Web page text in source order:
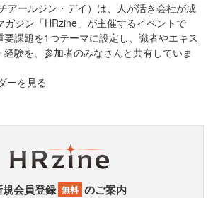
アールジン・デイ）は、人が活き会社が成
ガジン「HRzine」が主催するイベントで
課題を1つテーマに設定し、識者やエキス
験を、参加者のみなさんと共有していま
ーを見る
規会員登録 無料 のご案内